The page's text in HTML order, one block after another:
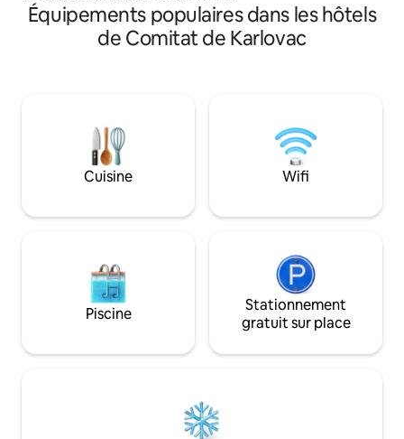
gratuite, situées à l'entrée sud-ouest de
Zagreb sur l'E65 HW, à 2,5 km de
l'aréna/centre commercial de Zagreb.
de toilette gratuits. Certaines chambres
comprennent un balcon. Le personnel
de la réception est disponible 24h/24. Le
centre de Zagreb et l'aéroport sont à 15
cheveux, d'une
d'une connexion
climatisation et
dans le prix.
Équipements populaires dans les hôtels
de Comitat de Karlovac
Cuisine Wifi
Piscine
Stationnement
gratuit sur place